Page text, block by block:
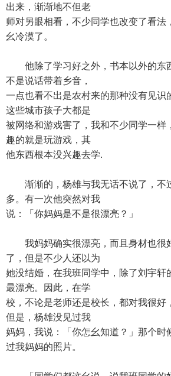
出来，渐渐地不但老
师对另眼相看，不少同学也改变了看法
幺冷漠了。
他除了学习好之外，书本以外的东
不是说话带着乡音，
一点也看不出是农村来的那种没有见识
这些城市孩子大都是
被网络和游戏害了，我和不少同学一样
趣的就是玩游戏，其
他东西根本没兴趣去学.
渐渐的，杨雄与我无话不说了，不
多。有一次他突然对我
说：「你妈妈是不是很漂亮？」
我妈妈确实很漂亮，而且身材也很
了，但是不少人还以为
她没结婚，在我班同学中，除了刘宇轩
最漂亮。因此，在学
校，不论是老师还是校长，都对我很好
但是，杨雄没见过我
妈妈，我说：「你怎幺知道？」那个时
过我妈妈的照片。